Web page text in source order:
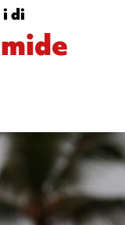
i di